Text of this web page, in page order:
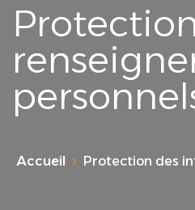
Accueil Protection des